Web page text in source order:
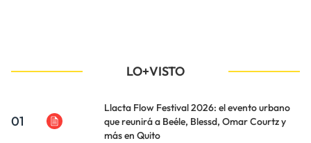
LO+VISTO
01
Llacta Flow Festival 2026: el evento urbano
que reunirá a Beéle, Blessd, Omar Courtz y
más en Quito